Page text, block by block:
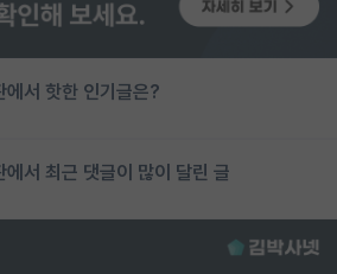
서 핫한 인기글은?
서 최근 댓글이 많이 달린 글